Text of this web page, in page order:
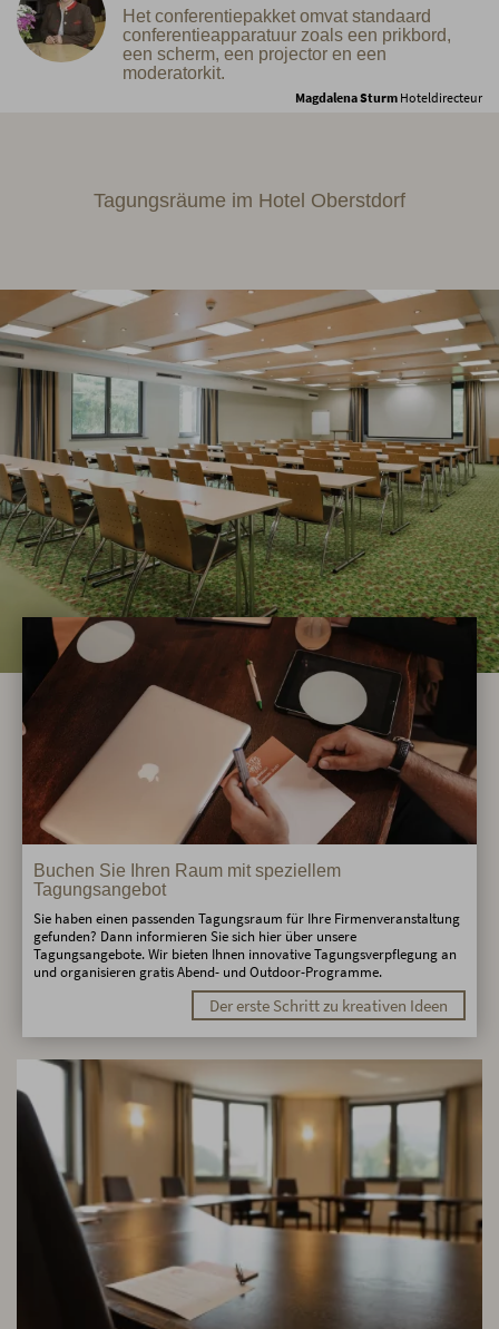
Het conferentiepakket omvat standaard
conferentieapparatuur zoals een prikbord,
een scherm, een projector en een
moderatorkit.
Magdalena Sturm Hoteldirecteur
Tagungsräume im Hotel Oberstdorf
Buchen Sie Ihren Raum mit speziellem
Tagungsangebot
Sie haben einen passenden Tagungsraum für Ihre Firmenveranstaltung
gefunden? Dann informieren Sie sich hier über unsere
Tagungsangebote. Wir bieten Ihnen innovative Tagungsverpflegung an
und organisieren gratis Abend- und Outdoor-Programme.
Der erste Schritt zu kreativen Ideen